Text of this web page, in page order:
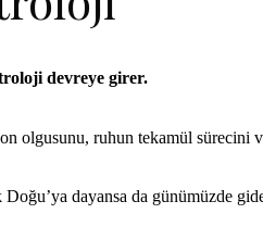
devreye girer.
olgusunu, ruhun tekamül sürecini
dayansa da günümüzde